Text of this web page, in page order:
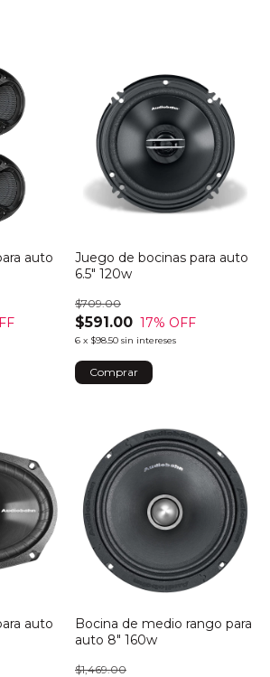
auto
Juego de bocinas para auto
6.5" 120w
$591.00
$709.00
17% OFF
6 x $98.50 sin intereses
auto
Bocina de medio rango para
auto 8" 160w
$1,469.00